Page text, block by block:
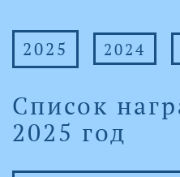
2025 2024
Список
2025 год